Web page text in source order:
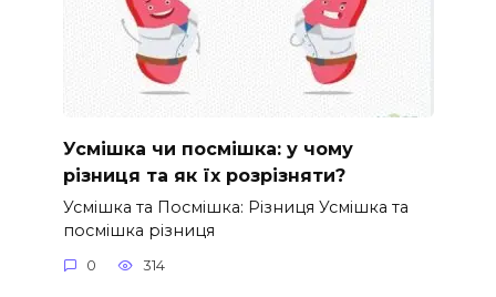
Усмішка чи посмішка: у чому
різниця та як їх розрізняти?
Усмішка та Посмішка: Різниця Усмішка та
посмішка різниця
0 314